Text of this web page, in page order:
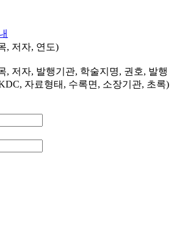
, 저자, 연도)
, 저자, 발행기관, 학술지명, 권호, 발행
자료형태, 수록면, 소장기관, 초록)